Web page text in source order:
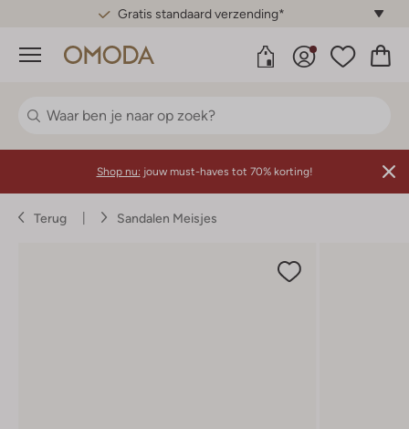
Gratis standaard verzending*
Menu
Shop nu: jouw must-haves tot 70% korting!
Terug Sandalen Meisjes